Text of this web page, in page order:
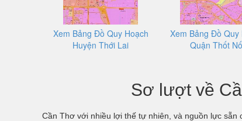
Xem Bảng Đồ Quy Hoạch
Huyện Thới Lai
Xem Bảng Đồ Quy
Quận Thốt
Sơ lượt về
Cần Thơ với nhiều lợi thế tự nhiên, và nguồn lực